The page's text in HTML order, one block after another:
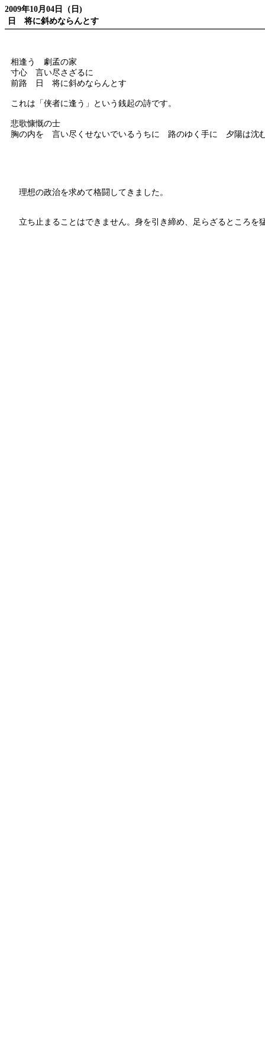
2009年10月04日（日)
日 将に斜めならんとす
相逢う 劇孟の家
寸心 言い尽さざるに
前路 日 将に斜めならんとす
これは「侠者に逢う」という銭起の詩です。
悲歌慷慨の士
胸の内を 言い尽くせないでいるうちに 路のゆく手に 夕陽は沈
理想の政治を求めて格闘してきました。
立ち止まることはできません。身を引き締め、足らざるところを